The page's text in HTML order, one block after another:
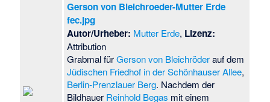
Gerson von Bleichroeder-Mutter Erde
fec.jpg
Autor/Urheber: Mutter Erde, Lizenz:
Attribution
Grabmal fürGerson von Bleichröderauf dem
Jüdischen Friedhof in der Schönhauser Allee,
Berlin-Prenzlauer Berg. Nachdem der
Bildhauer Reinhold Begas mit einem